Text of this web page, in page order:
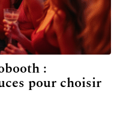
:
pour choisir